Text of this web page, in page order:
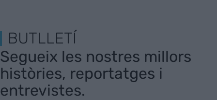
BUTLLETÍ
Segueix les nostres millors
històries, reportatges i
entrevistes.